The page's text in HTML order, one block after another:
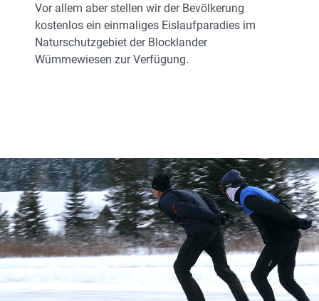
Vor allem aber stellen wir der Bevölkerung
kostenlos ein einmaliges Eislaufparadies im
Naturschutzgebiet der Blocklander
Wümmewiesen zur Verfügung.